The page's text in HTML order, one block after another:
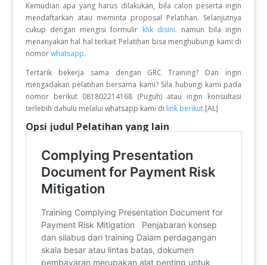
Kemudian apa yang harus dilakukan, bila calon peserta ingin
mendaftarkan atau meminta proposal Pelatihan. Selanjutnya
cukup dengan mengisi formulir klik disini. namun bila ingin
menanyakan hal hal terkait Pelatihan bisa menghubungi kami di
nomor whatsapp.
Tertarik bekerja sama dengan GRC Training? Dan ingin
mengadakan pelatihan bersama kami? Sila hubungi kami pada
nomor berikut 081802214168 (Puguh) atau ingin konsultasi
terlebih dahulu melalui whatsapp kami di link berikut.[AL]
Opsi judul Pelatihan yang lain